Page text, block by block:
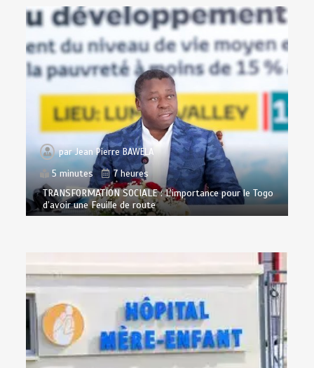
parJean Pierre BAWELA
5 minutes
7 heures
TRANSFORMATION SOCIALE : L’importance pour le Togo
d’avoir une Feuille de route